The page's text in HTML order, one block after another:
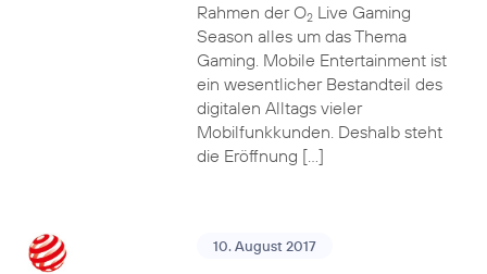
Rahmen der O2Live Gaming
Season alles um das Thema
Gaming. Mobile Entertainment ist
ein wesentlicher Bestandteil des
digitalen Alltags vieler
Mobilfunkkunden. Deshalb steht
die Eröffnung […]
10. August 2017